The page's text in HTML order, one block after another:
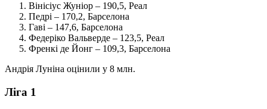
Вінісіус Жуніор – 190,5, Реал
Педрі – 170,2, Барселона
Гаві – 147,6, Барселона
Федеріко Вальверде – 123,5, Реал
Френкі де Йонг – 109,3, Барселона
Андрія Луніна оцінили у 8 млн.
Ліга 1